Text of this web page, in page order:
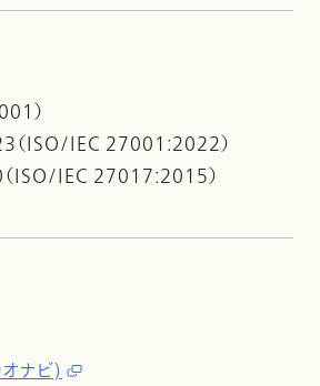
）
ISO/IEC 27001:2022）
ISO/IEC 27017:2015）
オナビ)